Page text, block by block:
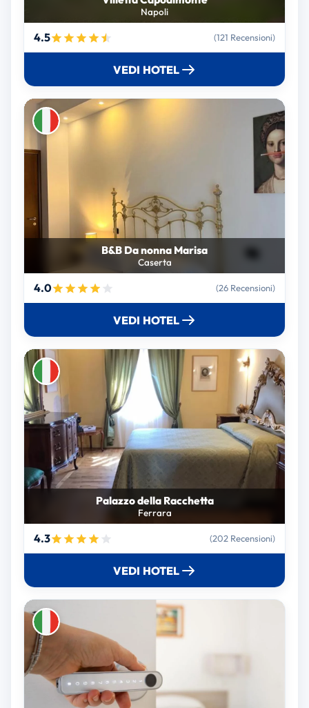
Napoli
4.5 (121 Recensioni)
VEDI HOTEL
B&B Da nonna Marisa
Caserta
4.0 (26 Recensioni)
VEDI HOTEL
Palazzo della Racchetta
Ferrara
4.3 (202 Recensioni)
VEDI HOTEL